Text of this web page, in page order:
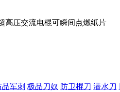
高压交流电棍可瞬间点燃纸片
品军刺 极品刀奴 防卫棍刀 潜水刀